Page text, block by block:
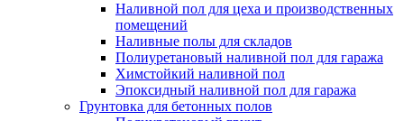
Наливной пол для цеха и производственных
помещений
Наливные полы для складов
Полиуретановый наливной пол для гаража
Химстойкий наливной пол
Эпоксидный наливной пол для гаража
Грунтовка для бетонных полов